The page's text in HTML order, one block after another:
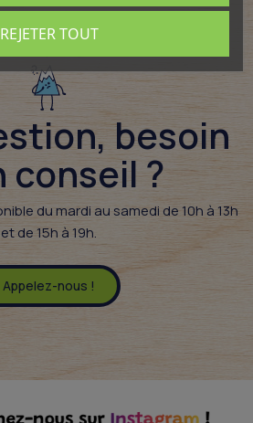
besoin
conseil ?​
du mardi au samedi de 10h à 13h
et de 15h à 19h.
Appelez-nous !
REJETER TOUT